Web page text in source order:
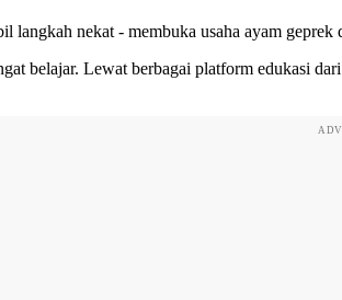
langkah nekat - membuka usaha ayam
belajar. Lewat berbagai platform edukasi dari